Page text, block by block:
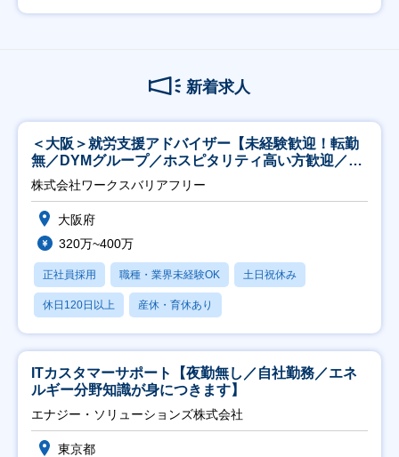
新着求人
＜大阪＞就労支援アドバイザー【未経験歓迎！転勤
無／DYMグループ／ホスピタリティ高い方歓迎／土
日祝】
株式会社ワークスバリアフリー
大阪府
320万~400万
正社員採用 職種・業界未経験OK 土日祝休み
休日120日以上 産休・育休あり
ITカスタマーサポート【夜勤無し／自社勤務／エネ
ルギー分野知識が身につきます】
エナジー・ソリューションズ株式会社
東京都